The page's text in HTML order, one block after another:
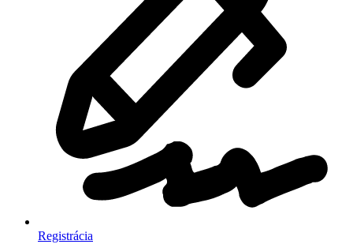
Registrácia